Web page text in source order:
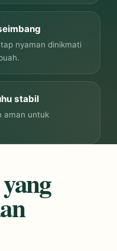
nyaman dinikmati
stabil
aman untuk